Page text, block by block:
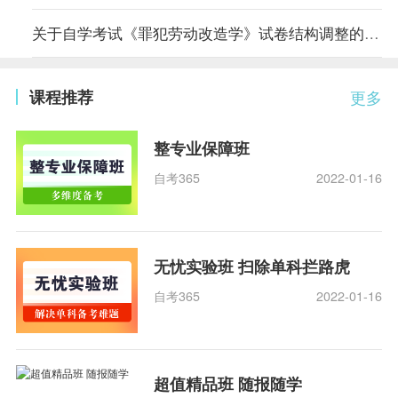
关于自学考试《罪犯劳动改造学》试卷结构调整的说明
更多
课程推荐
整专业保障班
自考365 2022-01-16
无忧实验班 扫除单科拦路虎
自考365 2022-01-16
超值精品班 随报随学